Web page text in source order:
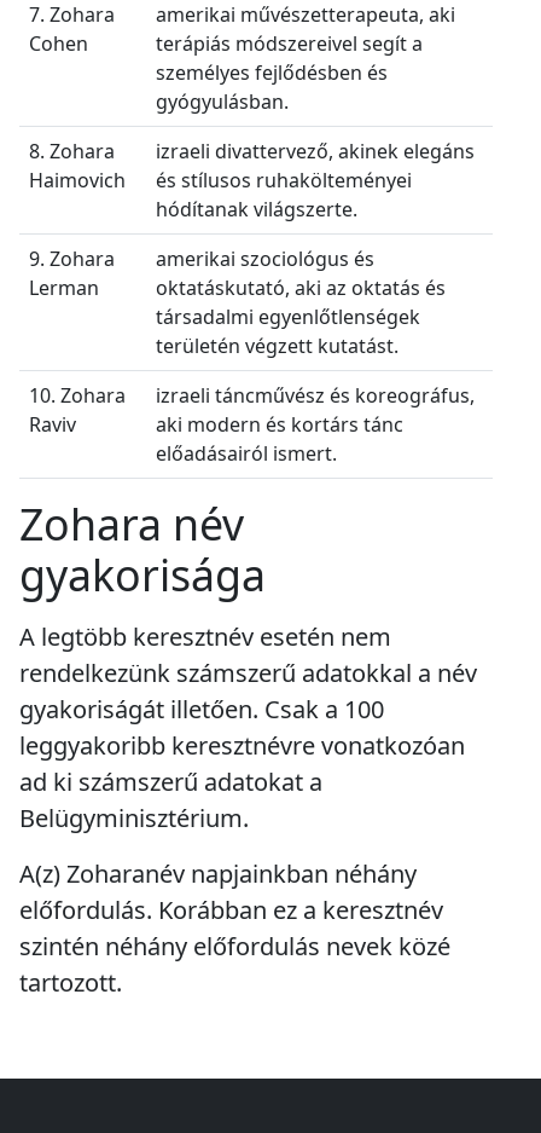
7. Zohara
Cohen
amerikai művészetterapeuta, aki
terápiás módszereivel segít a
személyes fejlődésben és
gyógyulásban.
8. Zohara
Haimovich
izraeli divattervező, akinek elegáns
és stílusos ruhakölteményei
hódítanak világszerte.
9. Zohara
Lerman
amerikai szociológus és
oktatáskutató, aki az oktatás és
társadalmi egyenlőtlenségek
területén végzett kutatást.
10. Zohara
Raviv
izraeli táncművész és koreográfus,
aki modern és kortárs tánc
előadásairól ismert.
Zohara név
gyakorisága
A legtöbb keresztnév esetén nem
rendelkezünk számszerű adatokkal a név
gyakoriságát illetően. Csak a 100
leggyakoribb keresztnévre vonatkozóan
ad ki számszerű adatokat a
Belügyminisztérium.
A(z) Zoharanév napjainkban néhány
előfordulás. Korábban ez a keresztnév
szintén néhány előfordulás nevek közé
tartozott.